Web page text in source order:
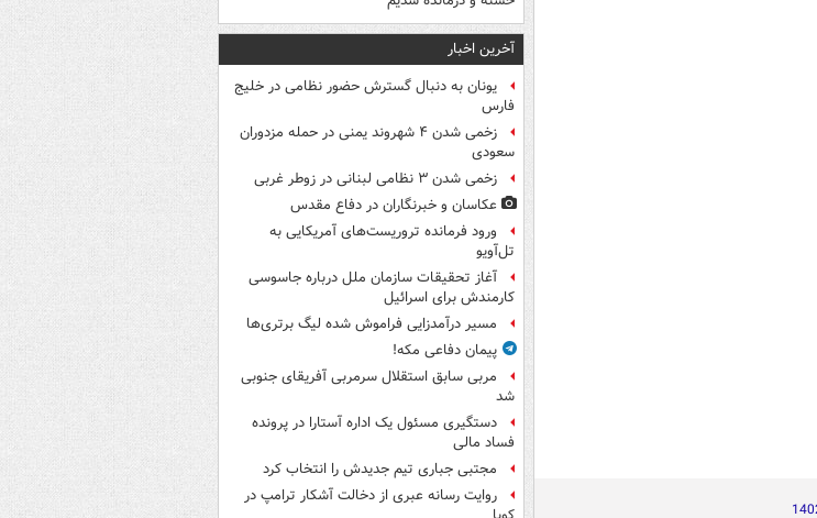
آخرین اخبار
یونان به دنبال گسترش حضور نظامی در خلیج
فارس
زخمی شدن ۴ شهروند یمنی در حمله مزدوران
سعودی
زخمی شدن ۳ نظامی لبنانی در زوطر غربی
عکاسان و خبرنگاران در دفاع مقدس
ورود فرمانده تروریست‌های آمریکایی به
تل‌آویو
آغاز تحقیقات سازمان ملل درباره جاسوسی
کارمندش برای اسرائیل
مسیر درآمدزایی فراموش شده لیگ برتری‌ها
پیمان دفاعی مکه!
مربی سابق استقلال سرمربی آفریقای جنوبی
شد
دستگیری مسئول یک اداره آستارا در پرونده
فساد مالی
مجتبی جباری تیم جدیدش را انتخاب کرد
روایت رسانه عبری از دخالت آشکار ترامپ در